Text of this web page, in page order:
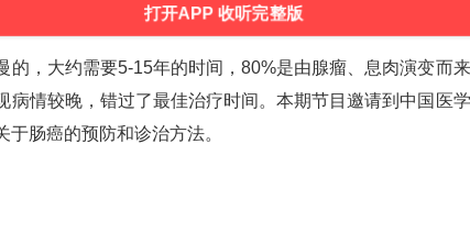
打开APP 收听完整版
的，大约需要5-15年的时间，80%是由腺瘤、息肉演变而
病情较晚，错过了最佳治疗时间。本期节目邀请到中国医
肠癌的预防和诊治方法。